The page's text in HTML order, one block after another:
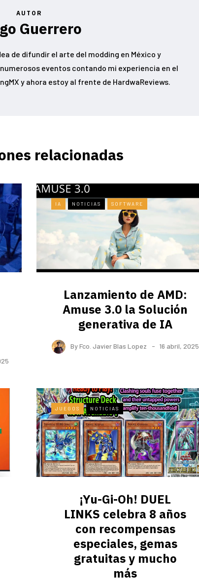
AUTOR
Guerrero
de difundir el arte del modding en México y
eventos contando mi experiencia en el
y ahora estoy al frente de HardwaReviews.
relacionadas
IA NOTICIAS SOFTWARE
Lanzamiento de AMD:
Amuse 3.0 la Solución
generativa de IA
ByFco. Javier Blas Lopez 16 abril, 2025
JUEGOS NOTICIAS
¡Yu-Gi-Oh! DUEL
LINKS celebra 8 años
con recompensas
especiales, gemas
gratuitas y mucho
más